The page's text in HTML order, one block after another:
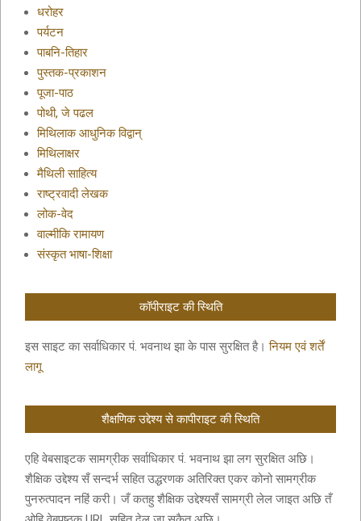
धरोहर
पर्यटन
पाबनि-तिहार
पुस्तक-प्रकाशन
पूजा-पाठ
पोथी, जे पढल
मिथिलाक आधुनिक विद्वान्
मिथिलाक्षर
मैथिली साहित्य
राष्ट्रवादी लेखक
लोक-वेद
वाल्मीकि रामायण
संस्कृत भाषा-शिक्षा
कॉपीराइट की स्थिति
इस साइट का सर्वाधिकार पं. भवनाथ झा के पास सुरक्षित है।नियम एवं शर्तें
लागू
शैक्षणिक उद्देश्य से कापीराइट की स्थिति
एहि वेबसाइटक सामग्रीक सर्वाधिकार पं. भवनाथ झा लग सुरक्षित अछि।
शैक्षिक उद्देश्य सँ सन्दर्भ सहित उद्धरणक अतिरिक्त एकर कोनो सामग्रीक
पुनरुत्पादन नहिं करी। जँ कतहु शैक्षिक उद्देश्यसँ सामग्री लेल जाइत अछि तँ